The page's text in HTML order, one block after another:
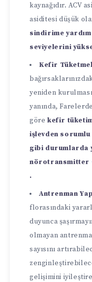
kaynağıdır. ACV
asiditesi düşük
sindirime
seviyelerini
Kefir
yeniden
yanında,
göre kefir
işlevden sorumlu
gibi durumlarda
nörotransmitter
.
Antrenman
florasındaki
duyunca
olmayan
sayısını
gelişimini